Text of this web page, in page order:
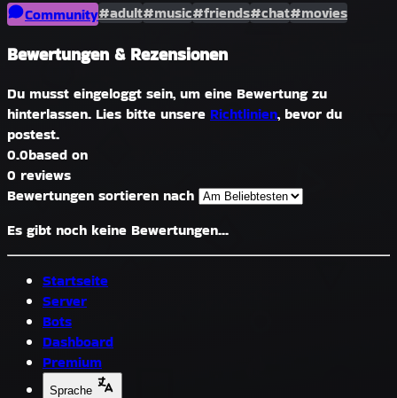
Community#adult#music#friends#chat#movies
Bewertungen & Rezensionen
Du musst eingeloggt sein, um eine Bewertung zu
hinterlassen. Lies bitte unsere Richtlinien, bevor du
postest.
0.0based on
0 reviews
Bewertungen sortieren nach
Es gibt noch keine Bewertungen...
Startseite
Server
Bots
Dashboard
Premium
Sprache